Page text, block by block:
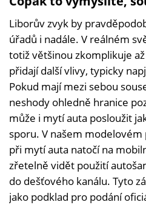
Liborův zvyk by
úřadů i nadále. V reálném
totiž většinou zkomplikuje
přidají další vlivy, typicky
Pokud mají mezi sebou
neshody ohledně hranice
může i mytí auta posloužit
sporu. V našem
při mytí auta natočí na
zřetelně vidět použití
do dešťového kanálu. Tyto
jako podklad pro podání